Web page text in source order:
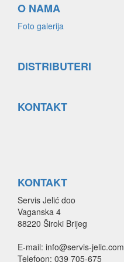
O NAMA
Foto galerija
DISTRIBUTERI
KONTAKT
KONTAKT
Servis Jelić doo
Vaganska 4
88220 Široki Brijeg
E-mail: info@servis-jelic.com
Telefoon: 039 705-675